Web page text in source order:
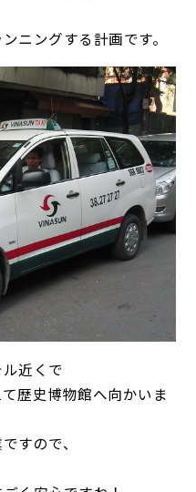
ニングする計画です。
近くで
歴史博物館へ向かいま
すので、